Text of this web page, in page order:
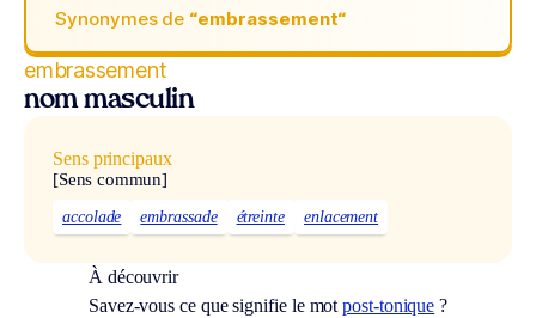
Synonymes de “embrassement“
embrassement
nom masculin
Sens principaux
[Sens commun]
accolade embrassade étreinte enlacement
À découvrir
Savez-vous ce que signifie le motpost-tonique ?